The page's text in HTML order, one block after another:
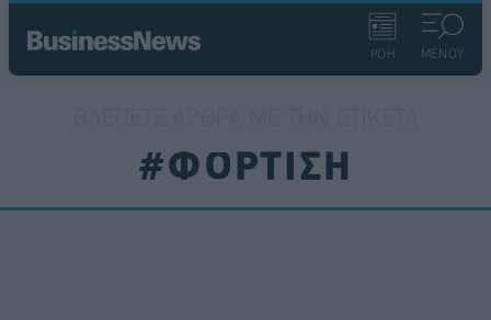
ΡΟΗ ΜΕΝΟΥ
#ΦΟΡΤΙΣΗ